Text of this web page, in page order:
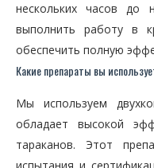
нескольких часов до
выполнить работу в
обеспечить полную
Какие препараты вы
Мы используем
обладает высокой
тараканов. Этот